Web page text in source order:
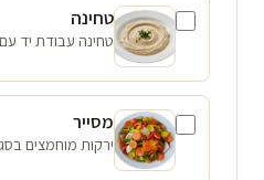
טחינה
טחינה עבודת יד עם
מסייר
ירקות מוחמצים